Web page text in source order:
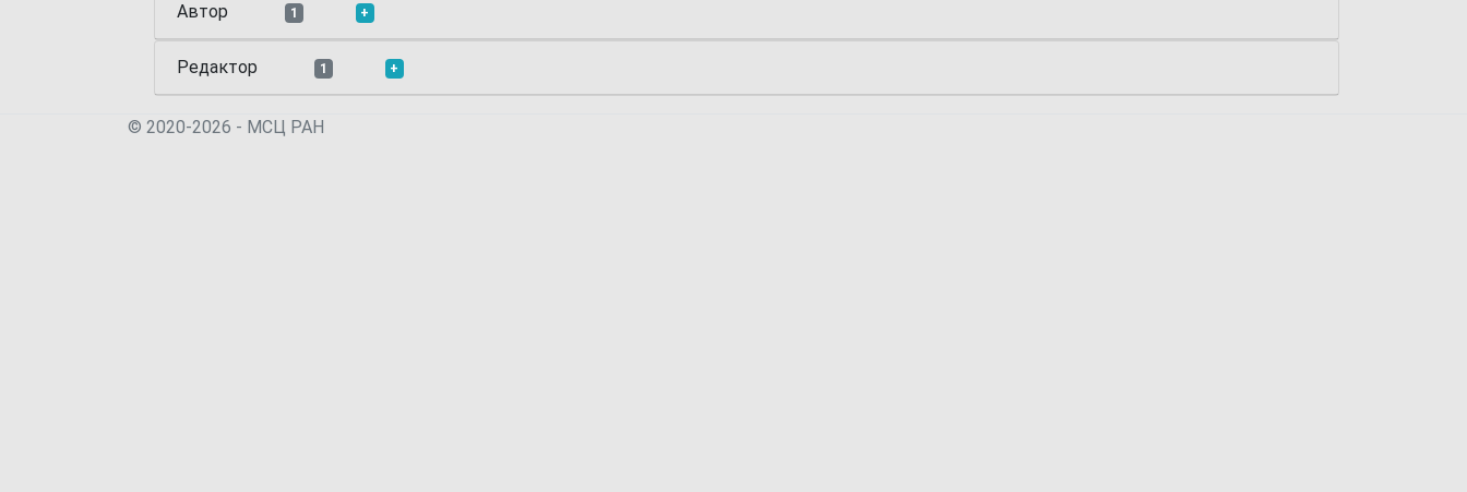
Автор 1 +
Редактор 1 +
© 2020-2026 - МСЦ РАН